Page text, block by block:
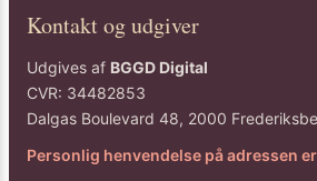
Kontakt og udgiver
Udgives af BGGD Digital
CVR: 34482853
Dalgas Boulevard 48, 2000
Personlig henvendelse på adressen